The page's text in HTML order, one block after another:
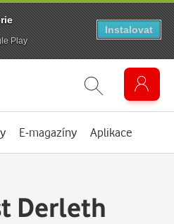
E-magazíny Aplikace
Derleth
Play
Instalovat